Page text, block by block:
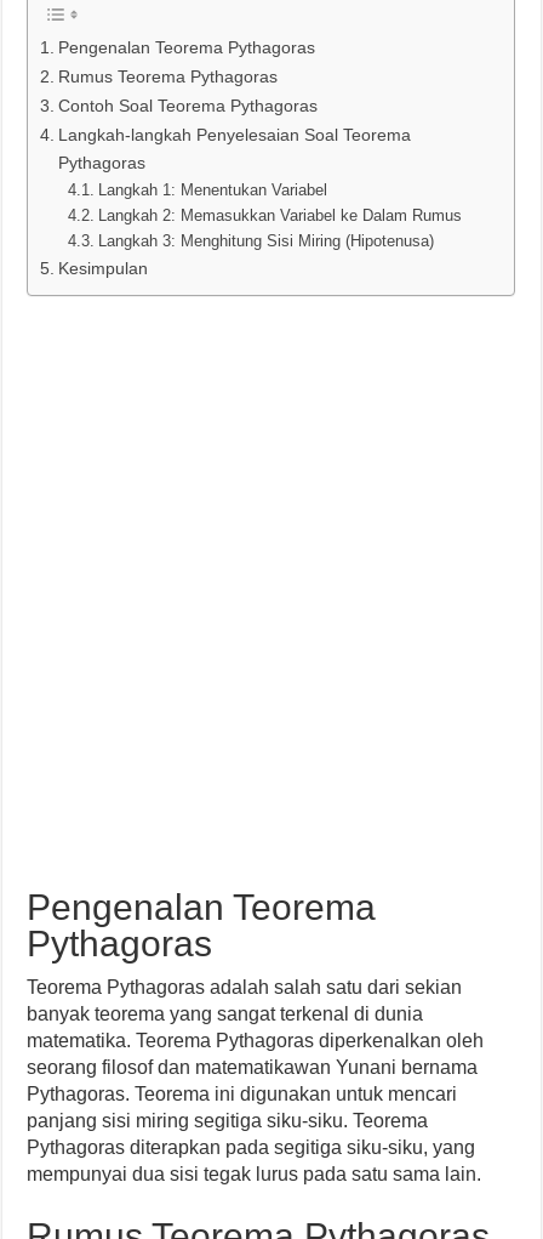
Pengenalan Teorema Pythagoras
Rumus Teorema Pythagoras
Contoh Soal Teorema Pythagoras
Langkah-langkah Penyelesaian Soal Teorema
Pythagoras
Langkah 1: Menentukan Variabel
Langkah 2: Memasukkan Variabel ke Dalam Rumus
Langkah 3: Menghitung Sisi Miring (Hipotenusa)
Kesimpulan
Pengenalan Teorema
Pythagoras
Teorema Pythagoras adalah salah satu dari sekian
banyak teorema yang sangat terkenal di dunia
matematika. Teorema Pythagoras diperkenalkan oleh
seorang filosof dan matematikawan Yunani bernama
Pythagoras. Teorema ini digunakan untuk mencari
panjang sisi miring segitiga siku-siku. Teorema
Pythagoras diterapkan pada segitiga siku-siku, yang
mempunyai dua sisi tegak lurus pada satu sama lain.